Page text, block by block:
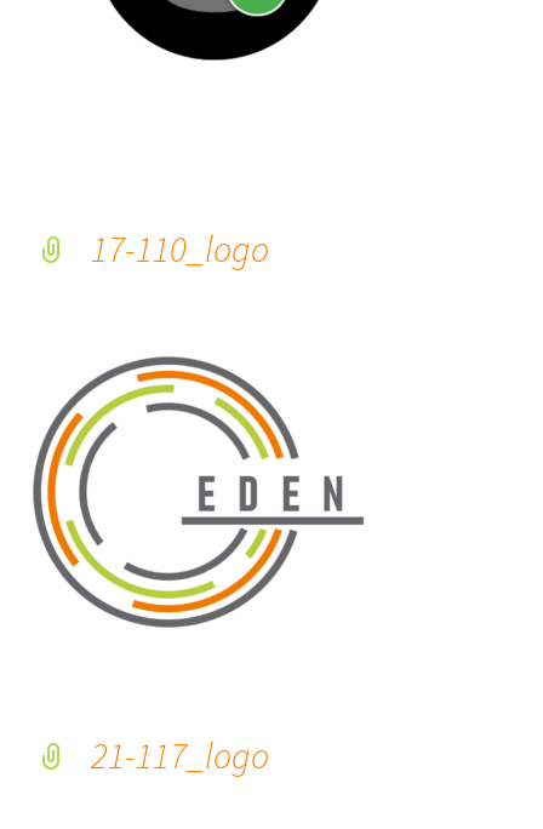
17-110_logo
21-117_logo